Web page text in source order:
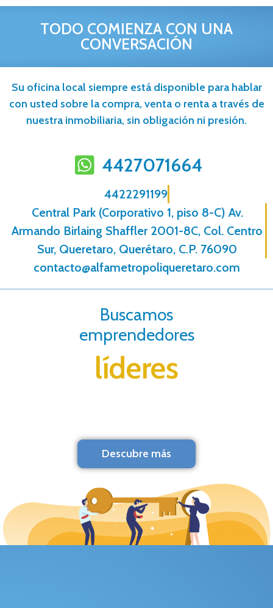
TODO COMIENZA CON UNA
CONVERSACIÓN
Su oficina local siempre está disponible para hablar
con usted sobre la compra, venta o renta a través de
nuestra inmobiliaria, sin obligación ni presión.
4427071664
4422291199
Central Park (Corporativo 1, piso 8-C) Av.
Armando Birlaing Shaffler 2001-8C, Col. Centro
Sur, Queretaro, Querétaro, C.P. 76090
contacto@alfametropoliqueretaro.com
Buscamos
emprendedores
líderes
Descubre más